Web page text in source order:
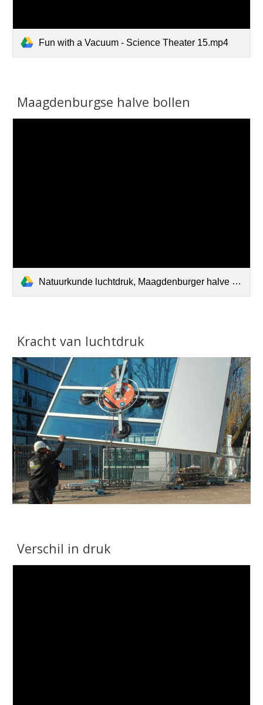
Fun with a Vacuum - Science Theater 15.mp4
Maagdenburgse halve bollen
Natuurkunde luchtdruk, Maagdenburger halve bollen.mp4
Kracht van luchtdruk
Verschil in druk